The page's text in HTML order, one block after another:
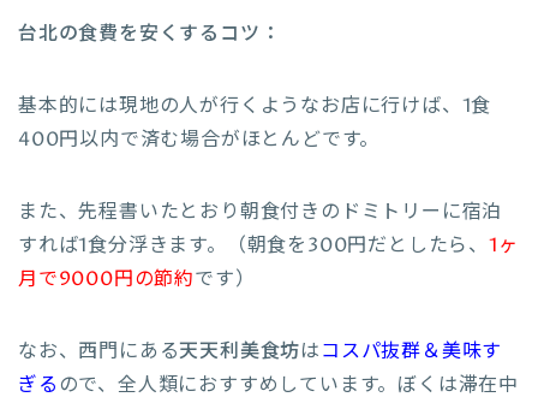
台北の食費を安くするコツ：
基本的には現地の人が行くようなお店に行けば、1食
400円以内で済む場合がほとんどです。
また、先程書いたとおり朝食付きのドミトリーに宿泊
すれば1食分浮きます。（朝食を300円だとしたら、 1ヶ
月で9000円の節約です）
なお、西門にある天天利美食坊はコスパ抜群＆美味す
ぎる ので、全人類におすすめしています。ぼくは滞在中